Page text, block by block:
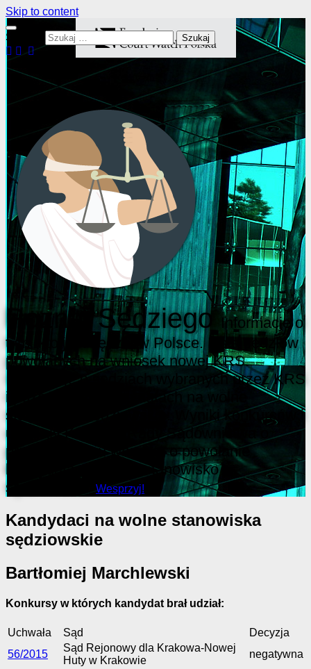
Skip to content
Szukaj:
Poznaj Sędziego
Informacje o
tym, kto jest sędzią w Polsce. Lista sędziów
powołanych na wniosek nowej KRS.
Informacje o sędziach wybranych przez KRS
i pozostałych kandydatach na wolne
stanowiska sędziowskie. Wyniki konkursów i
uchwały Krajowej Rady Sądownictwa o
przedstawieniu wniosku o powołanie
kandydata na wolne stanowisko
sędziowskie.
Wesprzyj!
Kandydaci na wolne stanowiska
sędziowskie
Bartłomiej Marchlewski
Konkursy w których kandydat brał udział:
Uchwała Sąd
Decyzja
56/2015
Sąd Rejonowy dla Krakowa-Nowej
Huty w Krakowie
negatywna